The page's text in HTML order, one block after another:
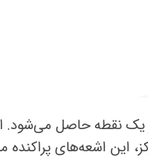
یک نقطه حاصل می‌شود.
اشعه‌های پراکنده